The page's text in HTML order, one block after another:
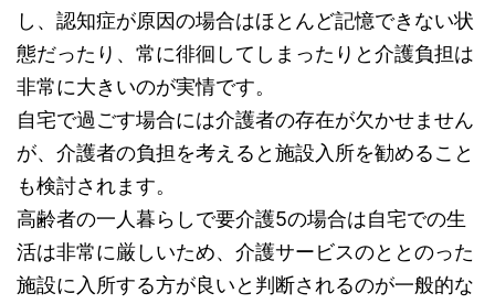
し、認知症が原因の場合はほとんど記憶できない状
態だったり、常に徘徊してしまったりと介護負担は
非常に大きいのが実情です。
自宅で過ごす場合には介護者の存在が欠かせません
が、介護者の負担を考えると施設入所を勧めること
も検討されます。
高齢者の一人暮らしで要介護5の場合は自宅での生
活は非常に厳しいため、介護サービスのととのった
施設に入所する方が良いと判断されるのが一般的な